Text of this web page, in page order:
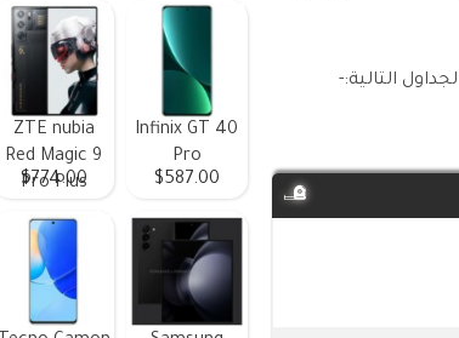
Infinix GT 40
Pro
$587.00
ZTE nubia
Red Magic 9
Pro Plus
$774.00